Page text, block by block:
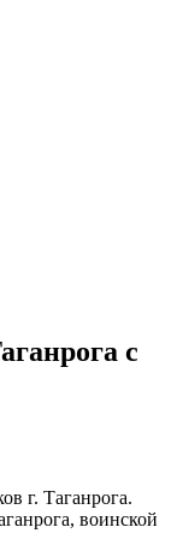
с
г. Таганрога.
воинской